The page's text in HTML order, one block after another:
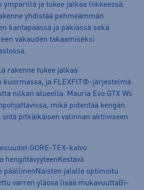
ympärillä ja tukee jalkaa liikkeessä.
yhdistää pehmeämmän
kantapäässä ja päkiässä sekä
vakauden takaamiseksi
rakenne tukee jalkaa
kuormassa, ja FLEXFIT®-järjestelmä
nilkan alueella. Mauria Evo GTX Ws
mikä pidentää kengän
siitä pitkäikäisen valinnan aktiiviseen
TEX-kalvo
hengittävyyteenKestävä
päällinenNaisten jalalle optimoitu
varren yläosa lisää mukavuuttaBi-